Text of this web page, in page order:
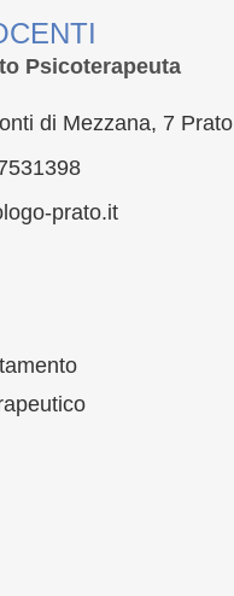
Psicoterapeuta
di Mezzana, 7 Prato
prato.it